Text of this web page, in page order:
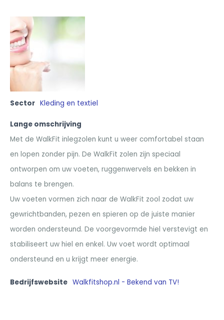
Sector Kleding en textiel
Lange omschrijving
Met de WalkFit inlegzolen kunt u weer comfortabel staan
en lopen zonder pijn. De WalkFit zolen zijn speciaal
ontworpen om uw voeten, ruggenwervels en bekken in
balans te brengen.
Uw voeten vormen zich naar de WalkFit zool zodat uw
gewrichtbanden, pezen en spieren op de juiste manier
worden ondersteund. De voorgevormde hiel verstevigt en
stabiliseert uw hiel en enkel. Uw voet wordt optimaal
ondersteund en u krijgt meer energie.
Bedrijfswebsite Walkfitshop.nl - Bekend van TV!